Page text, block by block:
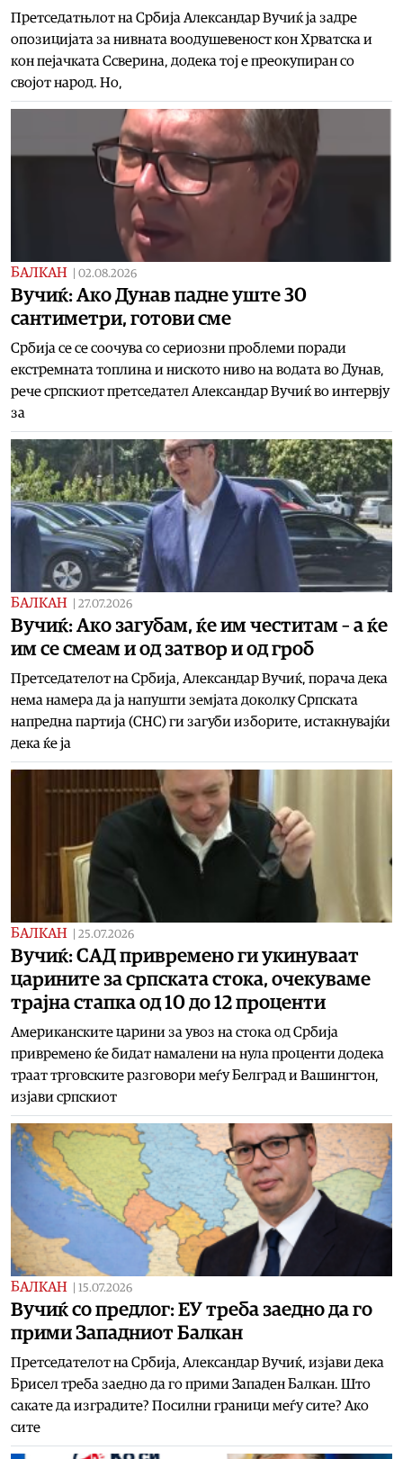
Претседатњлот на Србија Александар Вучиќ ја задре
опозицијата за нивната воодушевеност кон Хрватска и
кон пејачката Ссверина, додека тој е преокупиран со
својот народ. Но,
БАЛКАН 02.08.2026
Вучиќ: Ако Дунав падне уште 30
сантиметри, готови сме
Србија се се соочува со сериозни проблеми поради
екстремната топлина и ниското ниво на водата во Дунав,
рече српскиот претседател Александар Вучиќ во интервју
за
БАЛКАН 27.07.2026
Вучиќ: Ако загубам, ќе им честитам – а ќе
им се смеам и од затвор и од гроб
Претседателот на Србија, Александар Вучиќ, порача дека
нема намера да ја напушти земјата доколку Српската
напредна партија (СНС) ги загуби изборите, истакнувајќи
дека ќе ја
БАЛКАН 25.07.2026
Вучиќ: САД привремено ги укинуваат
царините за српската стока, очекуваме
трајна стапка од 10 до 12 проценти
Американските царини за увоз на стока од Србија
привремено ќе бидат намалени на нула проценти додека
траат трговските разговори меѓу Белград и Вашингтон,
изјави српскиот
БАЛКАН 15.07.2026
Вучиќ со предлог: EУ треба заедно да го
прими Западниот Балкан
Претседателот на Србија, Александар Вучиќ, изјави дека
Брисел треба заедно да го прими Западен Балкан. Што
сакате да изградите? Посилни граници меѓу сите? Ако
сите